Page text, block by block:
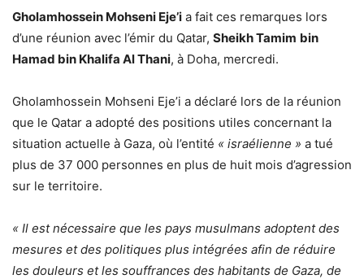
Gholamhossein Mohseni Eje’i a fait ces remarques lors
d’une réunion avec l’émir du Qatar, Sheikh Tamim bin
Hamad bin Khalifa Al Thani, à Doha, mercredi.
Gholamhossein Mohseni Eje’i a déclaré lors de la réunion
que le Qatar a adopté des positions utiles concernant la
situation actuelle à Gaza, où l’entité « israélienne » a tué
plus de 37 000 personnes en plus de huit mois d’agression
sur le territoire.
« Il est nécessaire que les pays musulmans adoptent des
mesures et des politiques plus intégrées afin de réduire
les douleurs et les souffrances des habitants de Gaza, de